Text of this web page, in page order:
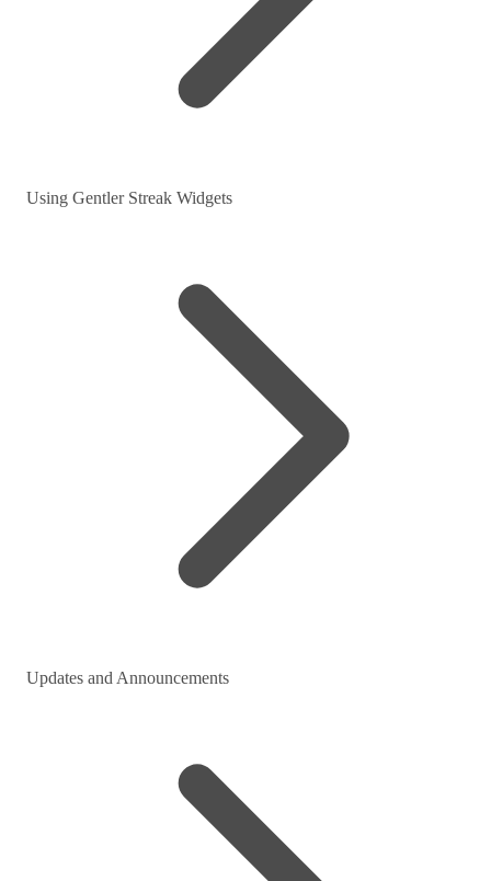
Using Gentler Streak Widgets
Updates and Announcements